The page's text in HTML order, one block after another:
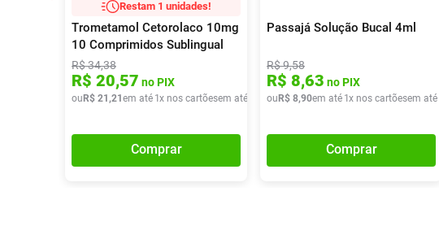
Restam 1 unidades!
Trometamol Cetorolaco 10mg
10 Comprimidos Sublingual
Ems
R$34,38
R$ 20,57 no PIX
ouR$ 21 ,21em até 1x nos cartõesem até x deR$ 21,21
Comprar
Passajá Solução Bucal 4ml
R$9,58
R$ 8,63 no PIX
ouR$ 8,90em até 1x nos cartõesem até
Comprar